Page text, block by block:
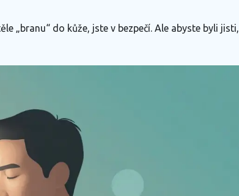
„branu“ do kůže, jste v bezpečí. Ale abyste byli jisti,